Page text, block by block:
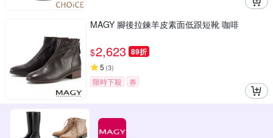
MAGY 腳後拉鍊羊皮素面低跟短靴 咖啡
$2,623 89折
5 (3)
限時下殺 券